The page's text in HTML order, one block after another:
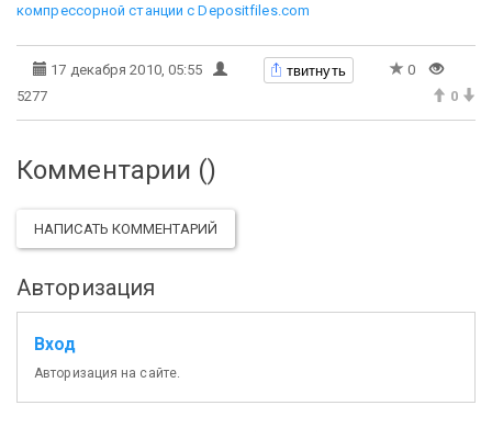
компрессорной станции с Depositfiles.com
17 декабря 2010, 05:55 твитнуть
0
5277
0
Комментарии ()
НАПИСАТЬ КОММЕНТАРИЙ
Авторизация
Вход
Авторизация на сайте.